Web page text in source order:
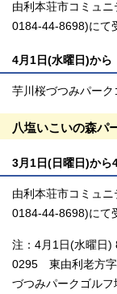
由利本荘市コミュ
0184-44-8698)にて
4月1日(水曜日)から
芋川桜づつみパー
八塩いこいの森パ
3月1日(日曜日)から
由利本荘市コミュ
0184-44-8698)にて
注：4月1日(水曜日)
0295 東由利老方字
づつみパークゴルフ